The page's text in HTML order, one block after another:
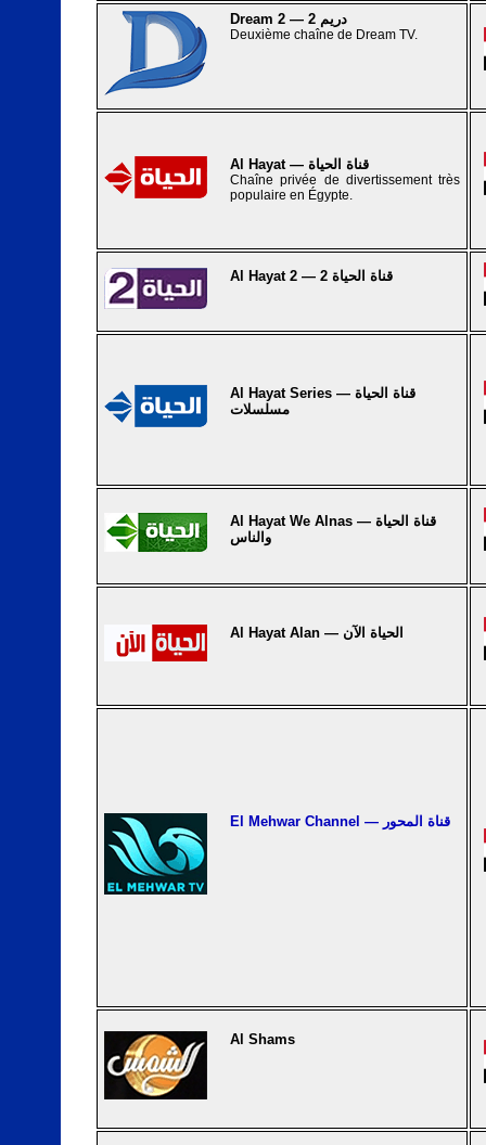
Dream 2 — دريم 2
Deuxième chaîne de Dream TV.
Al Hayat — قناة الحياة
Chaîne privée de divertissement très
populaire en Égypte.
Al Hayat 2 — قناة الحياة 2
Al Hayat Series — قناة الحياة
مسلسلات
Al Hayat We Alnas — قناة الحياة
والناس
Al Hayat Alan — الحياة الآن
El Mehwar Channel — قناة المحور
Al Shams